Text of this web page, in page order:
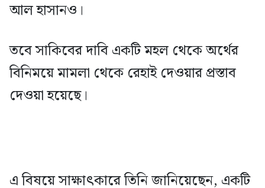
আল হাসানও।
তবে সাকিবের দাবি একটি মহল থেকে অর্থের
বিনিময়ে মামলা থেকে রেহাই দেওয়ার প্রস্তাব
দেওয়া হয়েছে।
এ বিষয়ে সাক্ষাৎকারে তিনি জানিয়েছেন, একটি